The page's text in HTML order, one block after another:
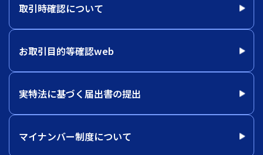
取引時確認について
お取引目的等確認web
実特法に基づく届出書の提出
マイナンバー制度について